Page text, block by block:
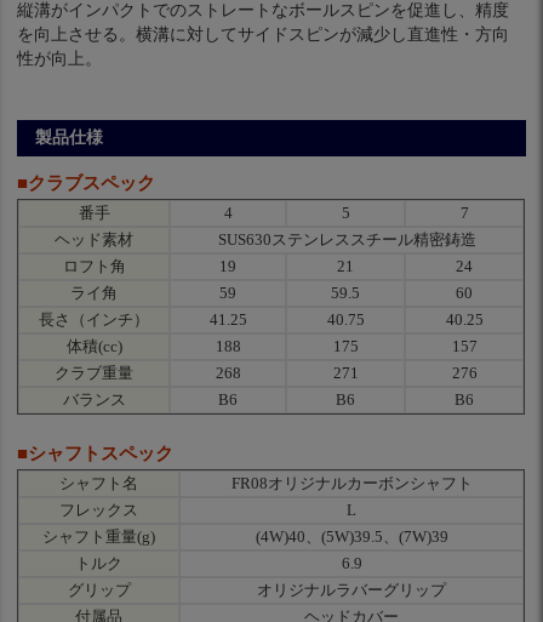
縦溝がインパクトでのストレートなボールスピンを促進し、精度
を向上させる。横溝に対してサイドスピンが減少し直進性・方向
性が向上。
製品仕様
■クラブスペック
番手 4 5
7
ヘッド素材
SUS630ステンレススチール精密鋳造
ロフト角
19 21
24
ライ角
59 59.5
60
長さ（インチ）
41.25 40.75
40.25
体積(cc)
188 175
157
クラブ重量
268 271
276
バランス
B6 B6 B6
■シャフトスペック
シャフト名
FR08オリジナルカーボンシャフト
フレックス
L
シャフト重量(g)
(4W)40、(5W)39.5、(7W)39
トルク
6.9
グリップ
オリジナルラバーグリップ
付属品
ヘッドカバー